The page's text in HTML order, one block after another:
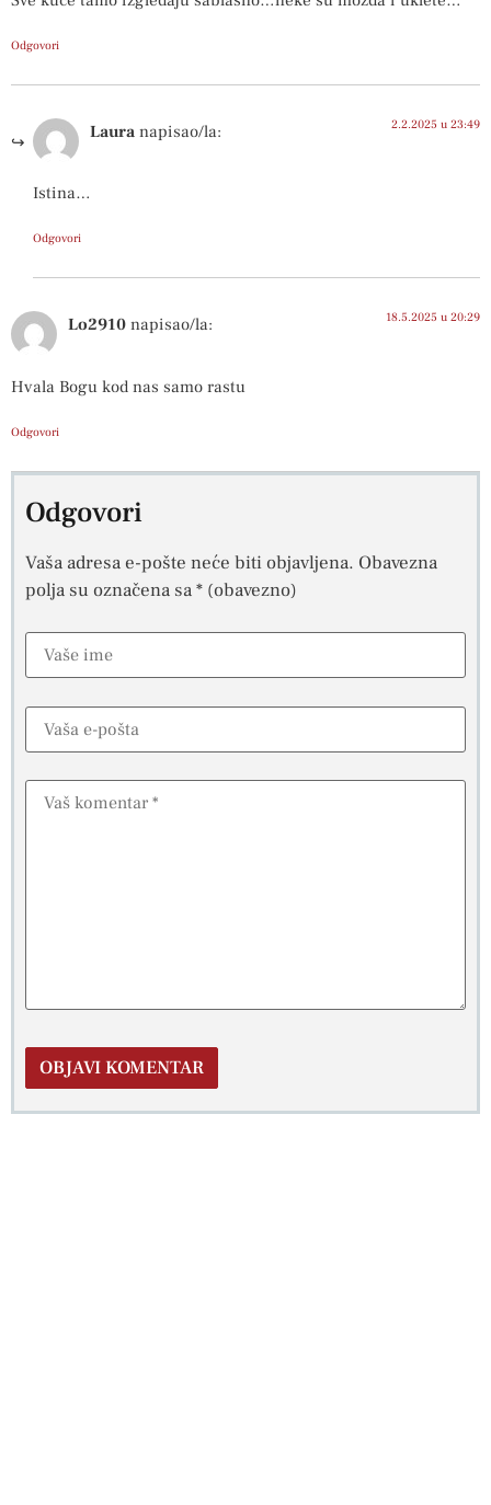
Odgovori
Laura napisao/la: 2.2.2025 u 23:49
Istina…
Odgovori
Lo2910 napisao/la: 18.5.2025 u 20:29
Hvala Bogu kod nas samo rastu
Odgovori
Odgovori
Vaša adresa e-pošte neće biti objavljena. Obavezna
polja su označena sa* (obavezno)